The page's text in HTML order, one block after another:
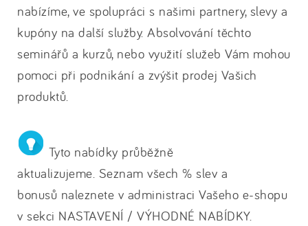
nabízíme, ve spolupráci s našimi partnery, slevy a
kupóny na další služby. Absolvování těchto
seminářů a kurzů, nebo využití služeb Vám mohou
pomoci při podnikání a zvýšit prodej Vašich
produktů.
Tyto nabídky průběžně
aktualizujeme. Seznam všech % slev a
bonusů naleznete v administraci Vašeho e-shopu
v sekci NASTAVENÍ / VÝHODNÉ NABÍDKY.